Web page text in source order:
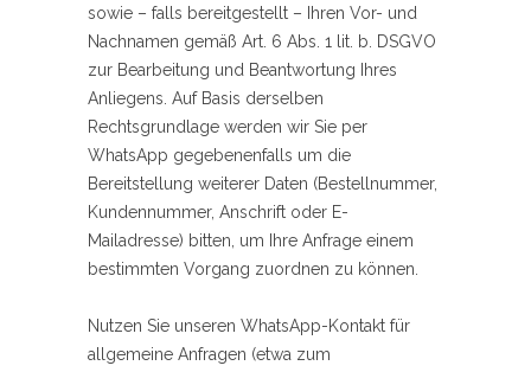
sowie – falls bereitgestellt – Ihren Vor- und
Nachnamen gemäß Art. 6 Abs. 1 lit. b. DSGVO
zur Bearbeitung und Beantwortung Ihres
Anliegens. Auf Basis derselben
Rechtsgrundlage werden wir Sie per
WhatsApp gegebenenfalls um die
Bereitstellung weiterer Daten (Bestellnummer,
Kundennummer, Anschrift oder E-
Mailadresse) bitten, um Ihre Anfrage einem
bestimmten Vorgang zuordnen zu können.
Nutzen Sie unseren WhatsApp-Kontakt für
allgemeine Anfragen (etwa zum